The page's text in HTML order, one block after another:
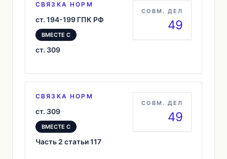
СВЯЗКА НОРМ
ст. 194-199 ГПК РФ
ВМЕСТЕ С
ст. 309
СОВМ. ДЕЛ
49
СВЯЗКА НОРМ
ст. 309
ВМЕСТЕ С
Часть 2 статьи 117
СОВМ. ДЕЛ
49